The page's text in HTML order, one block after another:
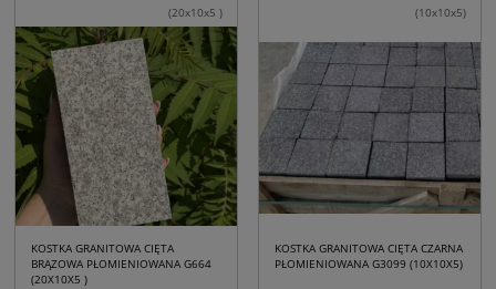
KOSTKA GRANITOWA CIĘTA
BRĄZOWA PŁOMIENIOWANA G664
(20X10X5 )
(20x10x5 )
KOSTKA GRANITOWA CIĘTA CZARNA
PŁOMIENIOWANA G3099 (10X10X5)
(10x10x5)